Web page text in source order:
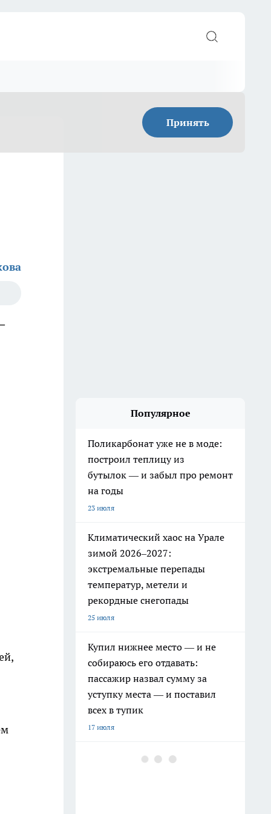
Принять
Популярное
Поликарбонат уже не в моде:
построил теплицу из
бутылок — и забыл про ремонт
на годы
23 июля
Климатический хаос на Урале
зимой 2026–2027:
экстремальные перепады
температур, метели и
рекордные снегопады
25 июля
Купил нижнее место — и не
собираюсь его отдавать:
пассажир назвал сумму за
уступку места — и поставил
всех в тупик
17 июля
РЖД ужесточили правила: эти